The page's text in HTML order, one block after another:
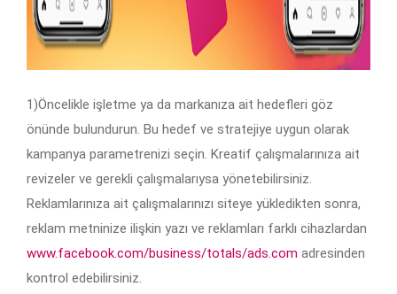
1)Öncelikle işletme ya da markanıza ait hedefleri göz
önünde bulundurun. Bu hedef ve stratejiye uygun olarak
kampanya parametrenizi seçin. Kreatif çalışmalarınıza ait
revizeler ve gerekli çalışmalarıysa yönetebilirsiniz.
Reklamlarınıza ait çalışmalarınızı siteye yükledikten sonra,
reklam metninize ilişkin yazı ve reklamları farklı cihazlardan
www.facebook.com/business/totals/ads.com adresinden
kontrol edebilirsiniz.